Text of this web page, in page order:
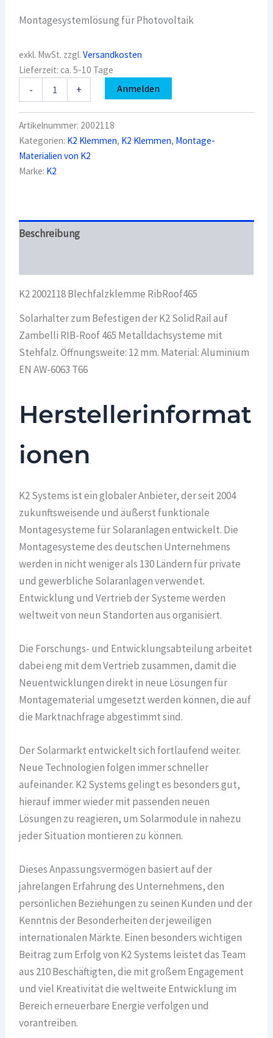
Montagesystemlösung für Photovoltaik
exkl. MwSt. zzgl.Versandkosten
Lieferzeit:ca. 5-10 Tage
-
2002118
RibRoof465
Menge
+ Anmelden
Artikelnummer: 2002118
Kategorien: K2 Klemmen, K2 Klemmen, Montage-
Materialien von K2
Marke: K2
Beschreibung
K2 2002118 Blechfalzklemme RibRoof465
Solarhalter zum Befestigen der K2 SolidRail auf
Zambelli RIB-Roof 465 Metalldachsysteme mit
Stehfalz. Öffnungsweite: 12 mm. Material: Aluminium
EN AW-6063 T66
Herstellerinformat
ionen
K2 Systems ist ein globaler Anbieter, der seit 2004
zukunftsweisende und äußerst funktionale
Montagesysteme für Solaranlagen entwickelt. Die
Montagesysteme des deutschen Unternehmens
werden in nicht weniger als 130 Ländern für private
und gewerbliche Solaranlagen verwendet.
Entwicklung und Vertrieb der Systeme werden
weltweit von neun Standorten aus organisiert.
Die Forschungs- und Entwicklungsabteilung arbeitet
dabei eng mit dem Vertrieb zusammen, damit die
Neuentwicklungen direkt in neue Lösungen für
Montagematerial umgesetzt werden können, die auf
die Marktnachfrage abgestimmt sind.
Der Solarmarkt entwickelt sich fortlaufend weiter.
Neue Technologien folgen immer schneller
aufeinander. K2 Systems gelingt es besonders gut,
hierauf immer wieder mit passenden neuen
Lösungen zu reagieren, um Solarmodule in nahezu
jeder Situation montieren zu können.
Dieses Anpassungsvermögen basiert auf der
jahrelangen Erfahrung des Unternehmens, den
persönlichen Beziehungen zu seinen Kunden und der
Kenntnis der Besonderheiten der jeweiligen
internationalen Märkte. Einen besonders wichtigen
Beitrag zum Erfolg von K2 Systems leistet das Team
aus 210 Beschäftigten, die mit großem Engagement
und viel Kreativität die weltweite Entwicklung im
Bereich erneuerbare Energie verfolgen und
vorantreiben.